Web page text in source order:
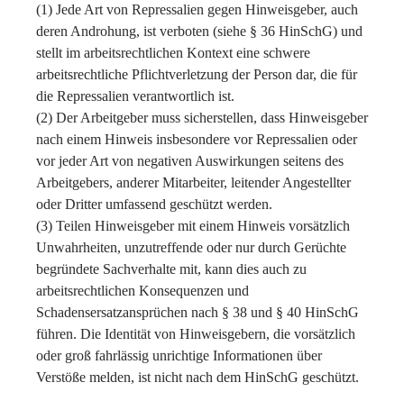
(1) Jede Art von Repressalien gegen Hinweisgeber, auch
deren Androhung, ist verboten (siehe § 36 HinSchG) und
stellt im arbeitsrechtlichen Kontext eine schwere
arbeitsrechtliche Pflichtverletzung der Person dar, die für
die Repressalien verantwortlich ist.
(2) Der Arbeitgeber muss sicherstellen, dass Hinweisgeber
nach einem Hinweis insbesondere vor Repressalien oder
vor jeder Art von negativen Auswirkungen seitens des
Arbeitgebers, anderer Mitarbeiter, leitender Angestellter
oder Dritter umfassend geschützt werden.
(3) Teilen Hinweisgeber mit einem Hinweis vorsätzlich
Unwahrheiten, unzutreffende oder nur durch Gerüchte
begründete Sachverhalte mit, kann dies auch zu
arbeitsrechtlichen Konsequenzen und
Schadensersatzansprüchen nach § 38 und § 40 HinSchG
führen. Die Identität von Hinweisgebern, die vorsätzlich
oder groß fahrlässig unrichtige Informationen über
Verstöße melden, ist nicht nach dem HinSchG geschützt.